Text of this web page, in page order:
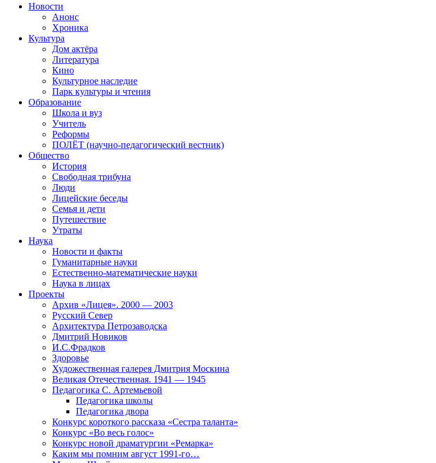
Новости
Анонс
Хроника
Культура
Дом актёра
Литература
Кино
Культурное наследие
Парк культуры и чтения
Образование
Школа и вуз
Учитель
Реформы
ПОЛЁТ (научно-педагогический вестник)
Общество
История
Свободная трибуна
Люди
Лицейские беседы
Семья и дети
Путешествие
Утраты
Наука
Новости и факты
Гуманитарные науки
Естественно-математические науки
Наука в лицах
Проекты
Архив «Лицея». 2000 — 2003
Русский Север
Архитектура Петрозаводска
Дмитрий Новиков
И.С.Фрадков
Здоровье
Художественная галерея Дмитрия Москина
Великая Отечественная. 1941 — 1945
Педагогика С. Артемьевой
Педагогика школы
Педагогика двора
Конкурс короткого рассказа «Сестра таланта»
Конкурс «Во весь голос»
Конкурс новой драматургии «Ремарка»
Каким мы помним август 1991-го…